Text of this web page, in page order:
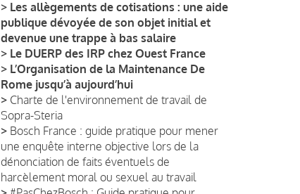
> Les allègements de cotisations : une aide
publique dévoyée de son objet initial et
devenue une trappe à bas salaire
> Le DUERP des IRP chez Ouest France
> L’Organisation de la Maintenance De
Rome jusqu’à aujourd’hui
> Charte de l'environnement de travail de
Sopra-Steria
> Bosch France : guide pratique pour mener
une enquête interne objective lors de la
dénonciation de faits éventuels de
harcèlement moral ou sexuel au travail